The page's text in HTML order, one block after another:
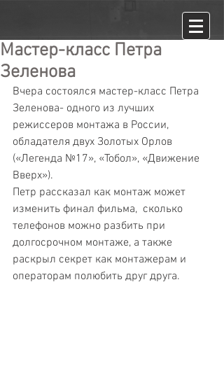
Мастер-класс Петра
Зеленова
Вчера состоялся мастер-класс Петра
Зеленова- одного из лучших
режиссеров монтажа в России,
обладателя двух Золотых Орлов
(«Легенда №17», «Тобол», «Движение
Вверх»).
Петр рассказал как монтаж может
изменить финал фильма,  сколько
телефонов можно разбить при
долгосрочном монтаже, а также
раскрыл секрет как монтажерам и
операторам полюбить друг друга.